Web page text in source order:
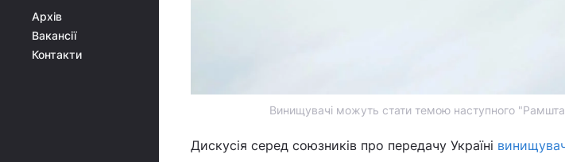
Архів
Вакансії
Контакти
Винищувачі можуть стати темою наступного
Дискусія серед союзників про передачу Україні